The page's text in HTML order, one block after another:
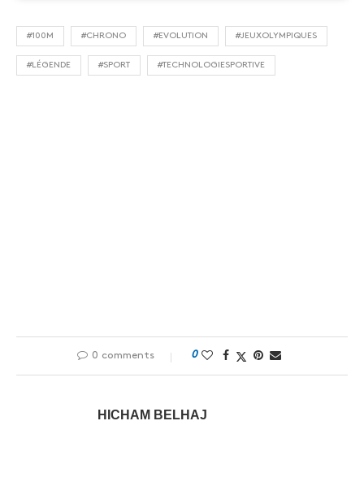
#100M #CHRONO #EVOLUTION #JEUXOLYMPIQUES
#LÉGENDE #SPORT #TECHNOLOGIESPORTIVE
0 comments 0
HICHAM BELHAJ